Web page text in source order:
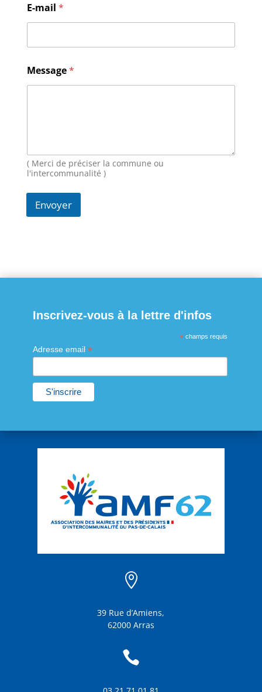
E-mail *
-
m
s
a
e
Message*
( Merci de préciser la commune ou
l'intercommunalité )
Envoyer
Inscrivez-vous à la lettre d'infos
* champs requis
Adresse email *

39 Rue d’Amiens,
62000 Arras
